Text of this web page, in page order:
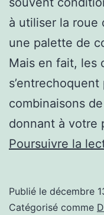
à utiliser la roue
une palette de
Mais en fait, les
combinaisons
donnant à votre
Poursuivre la
Publié le décembre
Catégorisé comme